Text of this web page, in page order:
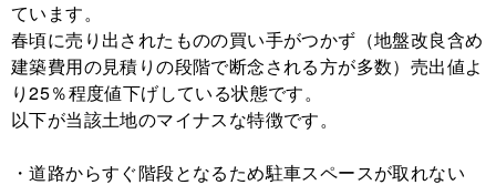
ています。
春頃に売り出されたものの買い手がつかず（地盤改良含め
建築費用の見積りの段階で断念される方が多数）売出値よ
り25％程度値下げしている状態です。
以下が当該土地のマイナスな特徴です。
・道路からすぐ階段となるため駐車スペースが取れない